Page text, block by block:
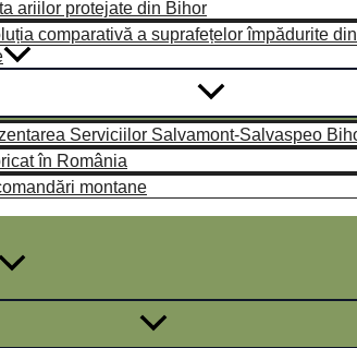
ariilor protejate din Bihor
comparativă a suprafețelor împădurite din
Serviciilor Salvamont-Salvaspeo Bihor
în România
montane